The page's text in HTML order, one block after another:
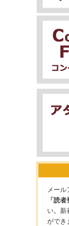
メール
「読者
い。新
ができ